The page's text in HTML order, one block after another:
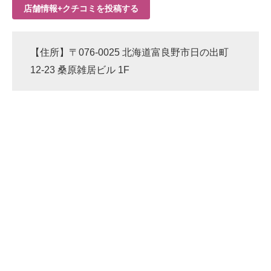
店舗情報+クチコミを投稿する
【住所】〒076-0025 北海道富良野市日の出町
12-23 桑原雑居ビル 1F